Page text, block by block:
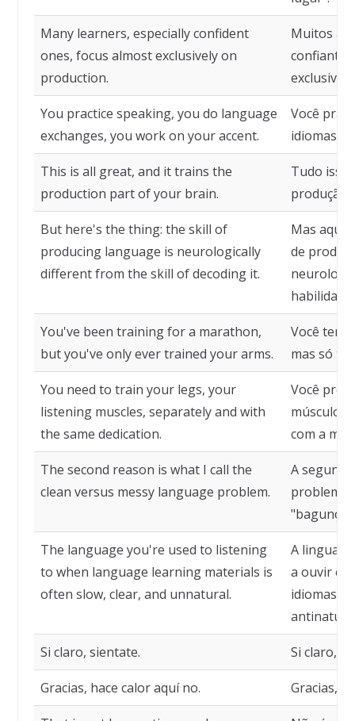
Many learners, especially confident
ones, focus almost exclusively on
production.
Muitos
You practice speaking, you do language
exchanges, you work on your accent.
Você
idiomas,
This is all great, and it trains the
production part of your brain.
Tudo isso
produção
But here's the thing: the skill of
producing language is neurologically
different from the skill of decoding it.
Mas aqui
de
habilidade
You've been training for a marathon,
but you've only ever trained your arms.
Você tem
mas só
You need to train your legs, your
listening muscles, separately and with
the same dedication.
Você
músculos
com a
The second reason is what I call the
clean versus messy language problem.
A
problema
The language you're used to listening
to when language learning materials is
often slow, clear, and unnatural.
A
a ouvir
idiomas é
Si claro, sientate. Si claro,
Gracias, hace calor aquí no. Gracias,